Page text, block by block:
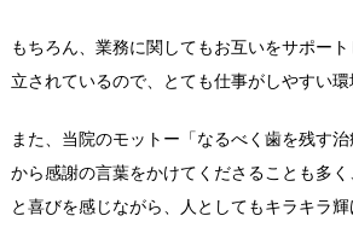
もちろん、業務に関してもお互いをサポー
立されているので、とても仕事がしやすい環
また、当院のモットー「なるべく歯を残す
から感謝の言葉をかけてくださることも多
と喜びを感じながら、人としてもキラキラ輝